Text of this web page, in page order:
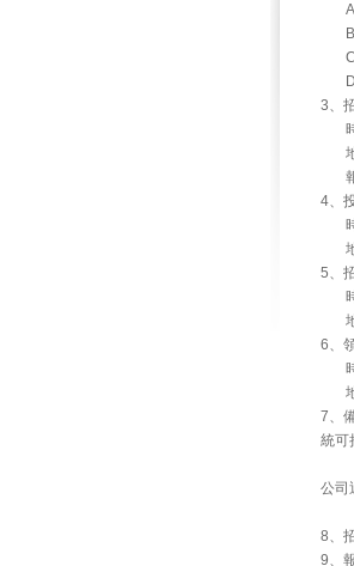
A
B
C
D
3、
時
地
報
4、
時
地
5、
時
地
6、
時
地
7、
統可
2
公司
3
8、
9、